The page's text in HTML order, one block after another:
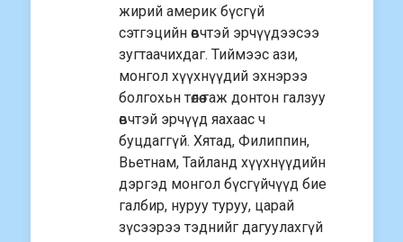
жирий америк бүсгүй
сэтгэцийн өвчтэй эрчүүдээсээ
зугтаачихдаг. Тиймээс ази,
монгол хүүхнүүдий эхнэрээ
болгохьн төлөө гаж донтон галзуу
өвчтэй эрчүүд яахаас ч
буцдаггүй. Хятад, Филиппин,
Вьетнам, Тайланд хүүхнүүдийн
дэргэд монгол бүсгүйчүүд бие
галбир, нуруу туруу, царай
зүсээрээ тэднийг дагуулахгүй